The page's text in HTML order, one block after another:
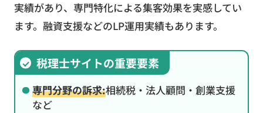
実績があり、専門特化による集客効果を実感してい
ます。融資支援などのLP運用実績もあります。
税理士サイトの重要要素
専門分野の訴求:相続税・法人顧問・創業支援
など